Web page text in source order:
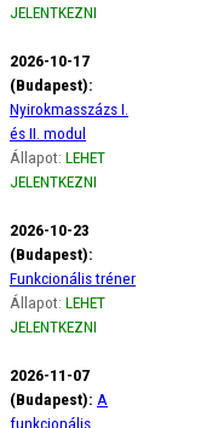
JELENTKEZNI
2026-10-17
(Budapest):
Nyirokmasszázs I.
és II. modul
Állapot: LEHET
JELENTKEZNI
2026-10-23
(Budapest):
Funkcionális tréner
Állapot: LEHET
JELENTKEZNI
2026-11-07
(Budapest): A
funkcionális